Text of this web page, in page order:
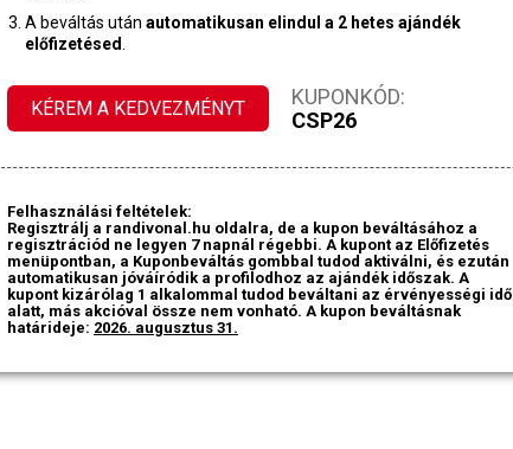
A beváltás után automatikusan elindul a 2 hetes ajándék
előfizetésed
KÉREM A KEDVEZMÉNYT
KUPONKÓD:
CSP26
Felhasználási feltételek:
Regisztrálj a randivonal.hu oldalra, de a kupon beváltásához a
regisztrációd ne legyen 7 napnál régebbi. A kupont az Előfizetés
menüpontban, a Kuponbeváltás gombbal tudod aktiválni, és ezután
automatikusan jóváíródik a profilodhoz az ajándék időszak. A
kupont kizárólag 1 alkalommal tudod beváltani az érvényességi idő
alatt, más akcióval össze nem vonható. A kupon beváltásnak
határideje: 2026. augusztus 31.